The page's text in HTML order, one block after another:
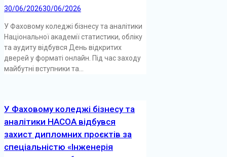
30/06/202630/06/2026
У Фаховому коледжі бізнесу та аналітики
Національної академії статистики, обліку
та аудиту відбувся День відкритих
дверей у форматі онлайн. Під час заходу
майбутні вступники та...
У Фаховому коледжі бізнесу та
аналітики НАСОА відбувся
захист дипломних проєктів за
спеціальністю «Інженерія